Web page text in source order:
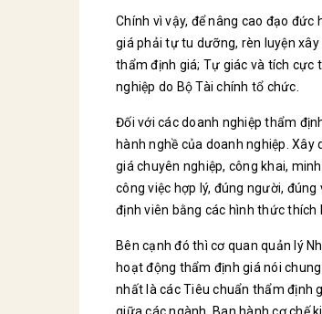
Chính vì vậy, để nâng cao đạo
giá phải tự tu dưỡng, rèn luyện
thẩm định giá; Tự giác và tích cực
nghiệp do Bộ Tài chính tổ chức.
Đối với các doanh nghiệp thẩm
hành nghề của doanh nghiệp.
giá chuyên nghiệp, công khai,
công việc hợp lý, đúng người,
định viên bằng các hình thức thích
Bên cạnh đó thì cơ quan quản lý
hoạt động thẩm định giá nói
nhất là các Tiêu chuẩn thẩm định